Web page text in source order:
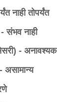
नाही तोपर्यंत
नाही
- अनावश्यक